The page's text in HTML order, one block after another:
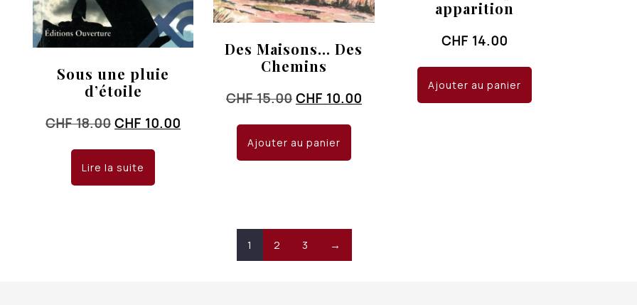
Sous une pluie
d’étoile
CHF18.00 Le
initial
était :
CHF 10.00
Lire la suite
Des Maisons… Des
Chemins
CHF15.00 Le
initial
CHF 10.00Le
Ajouter au panier
apparition
CHF 14.00
Ajouter au panier
1 2 3 →